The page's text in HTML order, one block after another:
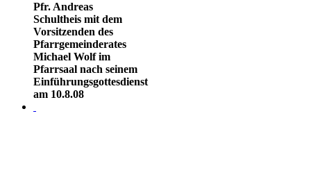
Pfr. Andreas
Schultheis mit dem
Vorsitzenden des
Pfarrgemeinderates
Michael Wolf im
Pfarrsaal nach seinem
Einführungsgottesdienst
am 10.8.08